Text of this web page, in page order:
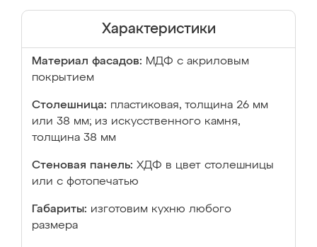
Характеристики
Материал фасадов: МДФ с акриловым
покрытием
Столешница: пластиковая, толщина 26 мм
или 38 мм; из искусственного камня,
толщина 38 мм
Стеновая панель: ХДФ в цвет столешницы
или с фотопечатью
Габариты: изготовим кухню любого
размера